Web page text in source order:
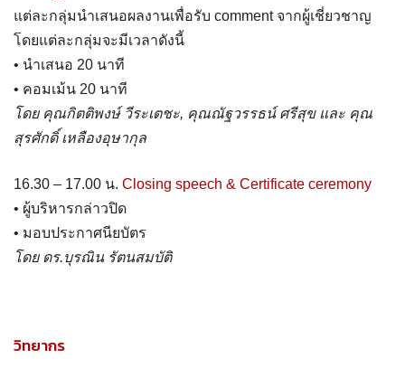
แต่ละกลุ่มนำเสนอผลงานเพื่อรับ comment จากผู้เชี่ยวชาญ
โดยแต่ละกลุ่มจะมีเวลาดังนี้
• นำเสนอ 20 นาที
• คอมเม้น 20 นาที
โดย คุณกิตติพงษ์ วีระเตชะ, คุณณัฐวรรธน์ ศรีสุข และ คุณ
สุรศักดิ์ เหลืองอุษากุล
16.30 – 17.00 น. Closing speech & Certificate ceremony
• ผู้บริหารกล่าวปิด
• มอบประกาศนียบัตร
โดย ดร.บุรณิน รัตนสมบัติ
วิทยากร